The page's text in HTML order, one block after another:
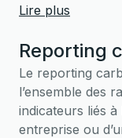
Lire plus
Reporting
Le reporting
l’ensemble des
indicateurs liés à
entreprise ou